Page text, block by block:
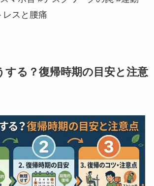
レスと腰痛
する？復帰時期の目安と注意